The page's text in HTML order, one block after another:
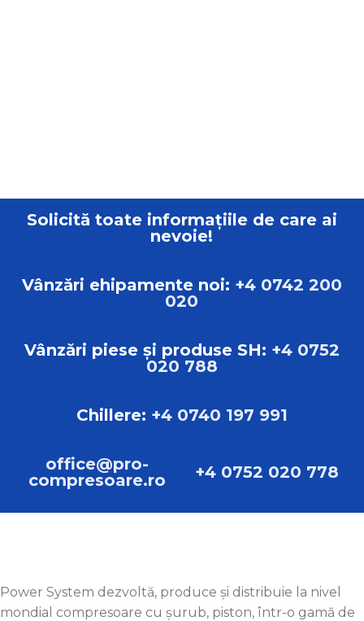
Solicită toate informațiile de care ai
nevoie!
Vânzări ehipamente noi: +4 0742 200
020
Vânzări piese și produse SH: +4 0752
020 788
Chillere: +4 0740 197 991
office@pro-
compresoare.ro
+4 0752 020 778
Power System dezvoltă, produce și distribuie la nivel
mondial compresoare cu șurub, piston, într-o gamă de